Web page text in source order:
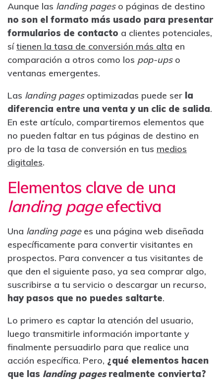
Aunque las landing pageso páginas de destino
no son el formato más usado para presentar
formularios de contacto a clientes potenciales,
sítienen la tasa de conversión más alta en
comparación a otros como los pop-upso
ventanas emergentes.
Las landing pagesoptimizadas puede ser la
diferencia entre una venta y un clic de salida.
En este artículo, compartiremos elementos que
no pueden faltar en tus páginas de destino en
pro de la tasa de conversión en tus medios
digitales.
Elementos clave de una
landing pageefectiva
Una landing pagees una página web diseñada
específicamente para convertir visitantes en
prospectos. Para convencer a tus visitantes de
que den el siguiente paso, ya sea comprar algo,
suscribirse a tu servicio o descargar un recurso,
hay pasos que no puedes saltarte.
Lo primero es captar la atención del usuario,
luego transmitirle información importante y
finalmente persuadirlo para que realice una
acción específica. Pero, ¿qué elementos hacen
que las landing pagesrealmente convierta?